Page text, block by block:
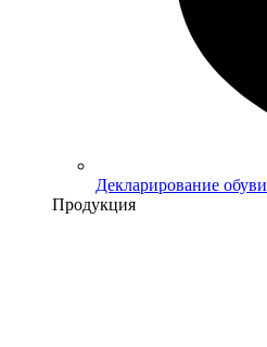
Декларирование обуви
Продукция